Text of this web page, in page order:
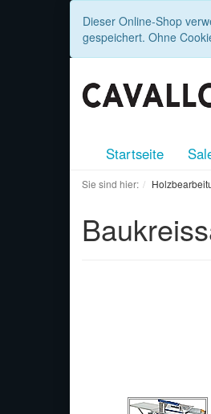
Dieser Online-Shop
gespeichert. Ohne
Startseite
Sie sind hier: